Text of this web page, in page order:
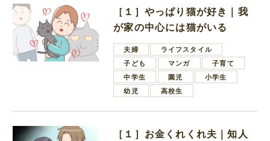
［１］やっぱり猫が好き｜我
が家の中心には猫がいる
夫婦
ライフスタイル
子ども
マンガ
子育て
中学生
園児
小学生
幼児
高校生
［１］お金くれくれ夫｜知人